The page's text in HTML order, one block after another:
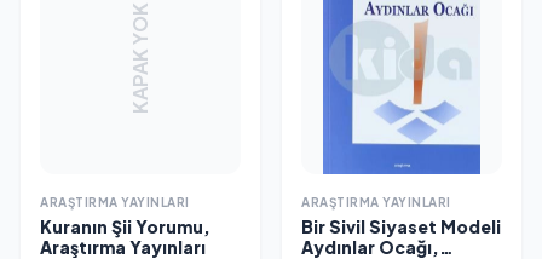
KAPAK YOK
ARAŞTIRMA YAYINLARI
Kuranın Şii Yorumu,
Araştırma Yayınları
ARAŞTIRMA YAYINLARI
Bir Sivil Siyaset Modeli
Aydınlar Ocağı,